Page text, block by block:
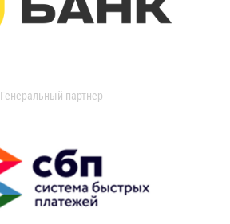
Генеральный партнер